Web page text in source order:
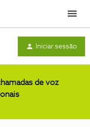
Menu
Iniciar sessão
de voz